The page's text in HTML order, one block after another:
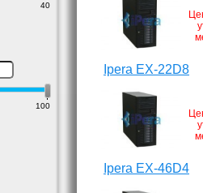
40
100
Ipera EX-22D8
Ipera EX-46D4